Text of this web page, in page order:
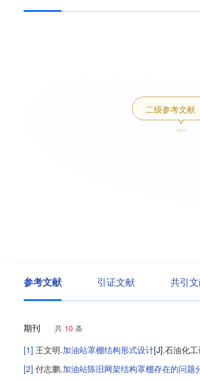
二级参考文献
参考文献 引证文献 共引
期刊 共 10 条
[1] 王文明.加油站罩棚结构形式设计[J].石油化
[2] 付志鹏.加油站陈旧网架结构罩棚存在的问题